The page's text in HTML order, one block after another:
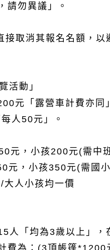
請勿異議」。
取消其報名名額，以
活動」
元「露營車計費亦同
人50元」。
元，小孩200元(需中
元，小孩350元(需國
/大人小孩均一價
人「均為3歲以上」
費為：(3頂帳篷